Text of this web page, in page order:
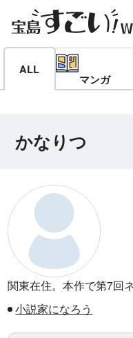
ALL
マンガ
かなりつ
関東在住。本作で第7回
小説家になろう